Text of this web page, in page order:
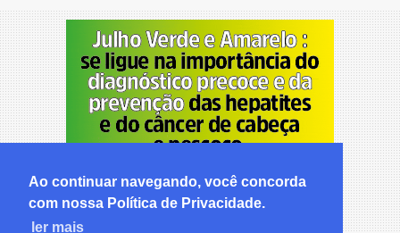
Ao continuar navegando, você concorda
com nossa Política de Privacidade.
ler mais